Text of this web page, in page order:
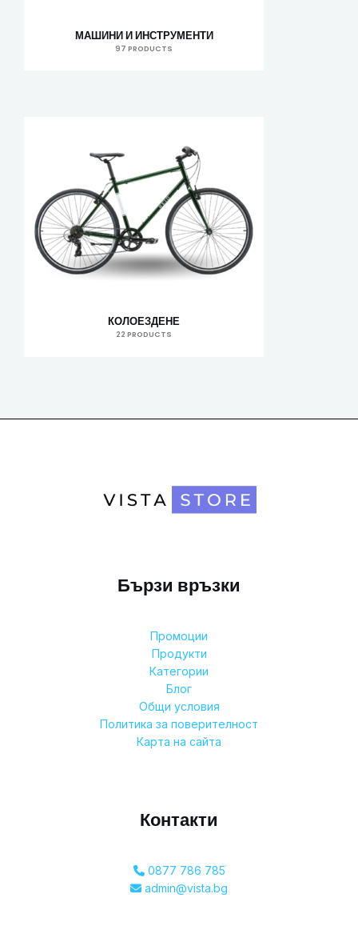
МАШИНИ И ИНСТРУМЕНТИ
97 PRODUCTS
КОЛОЕЗДЕНЕ
22 PRODUCTS
Бързи връзки
Промоции
Продукти
Категории
Блог
Общи условия
Политика за поверителност
Карта на сайта
Контакти
0877 786 785
admin@vista.bg